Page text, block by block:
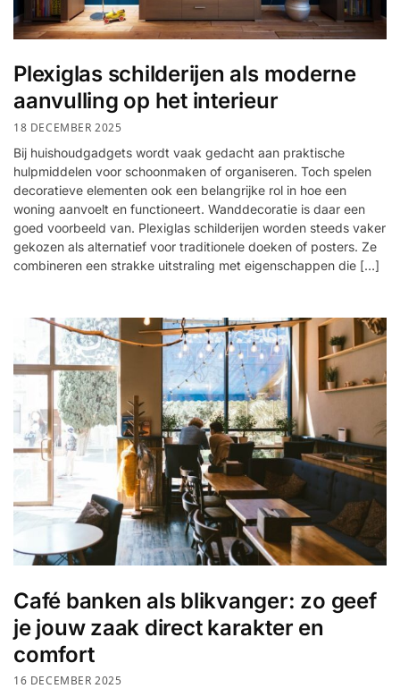
Plexiglas schilderijen als moderne
aanvulling op het interieur
18 DECEMBER 2025
Bij huishoudgadgets wordt vaak gedacht aan praktische
hulpmiddelen voor schoonmaken of organiseren. Toch spelen
decoratieve elementen ook een belangrijke rol in hoe een
woning aanvoelt en functioneert. Wanddecoratie is daar een
goed voorbeeld van. Plexiglas schilderijen worden steeds vaker
gekozen als alternatief voor traditionele doeken of posters. Ze
combineren een strakke uitstraling met eigenschappen die […]
Café banken als blikvanger: zo geef
je jouw zaak direct karakter en
comfort
16 DECEMBER 2025